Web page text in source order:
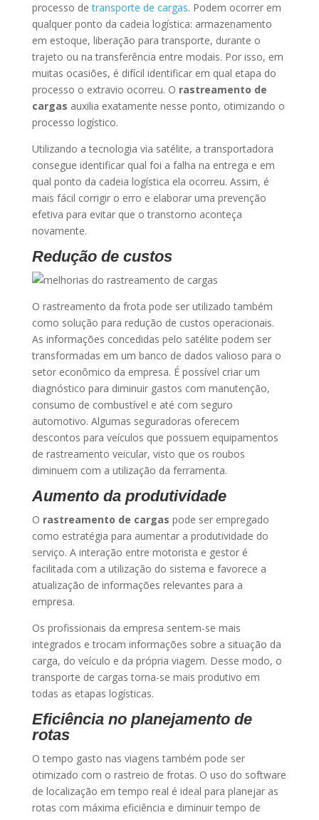
processo detransporte de cargas. Podem ocorrer em
qualquer ponto da cadeia logística: armazenamento
em estoque, liberação para transporte, durante o
trajeto ou na transferência entre modais. Por isso, em
muitas ocasiões, é difícil identificar em qual etapa do
processo o extravio ocorreu. O rastreamento de
cargas auxilia exatamente nesse ponto, otimizando o
processo logístico.
Utilizando a tecnologia via satélite, a transportadora
consegue identificar qual foi a falha na entrega e em
qual ponto da cadeia logística ela ocorreu. Assim, é
mais fácil corrigir o erro e elaborar uma prevenção
efetiva para evitar que o transtorno aconteça
novamente.
Redução de custos
O rastreamento da frota pode ser utilizado também
como solução para redução de custos operacionais.
As informações concedidas pelo satélite podem ser
transformadas em um banco de dados valioso para o
setor econômico da empresa. É possível criar um
diagnóstico para diminuir gastos com manutenção,
consumo de combustível e até com seguro
automotivo. Algumas seguradoras oferecem
descontos para veículos que possuem equipamentos
de rastreamento veicular, visto que os roubos
diminuem com a utilização da ferramenta.
Aumento da produtividade
O rastreamento de cargas pode ser empregado
como estratégia para aumentar a produtividade do
serviço. A interação entre motorista e gestor é
facilitada com a utilização do sistema e favorece a
atualização de informações relevantes para a
empresa.
Os profissionais da empresa sentem-se mais
integrados e trocam informações sobre a situação da
carga, do veículo e da própria viagem. Desse modo, o
transporte de cargas torna-se mais produtivo em
todas as etapas logísticas.
Eficiência no planejamento de
rotas
O tempo gasto nas viagens também pode ser
otimizado com o rastreio de frotas. O uso do software
de localização em tempo real é ideal para planejar as
rotas com máxima eficiência e diminuir tempo de